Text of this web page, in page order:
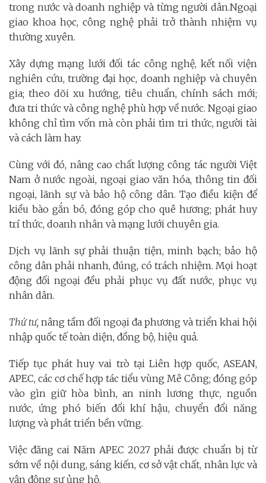
trong nước và doanh nghiệp và từng người dân.Ngoại
giao khoa học, công nghệ phải trở thành nhiệm vụ
thường xuyên.
Xây dựng mạng lưới đối tác công nghệ, kết nối viện
nghiên cứu, trường đại học, doanh nghiệp và chuyên
gia; theo dõi xu hướng, tiêu chuẩn, chính sách mới;
đưa tri thức và công nghệ phù hợp về nước. Ngoại giao
không chỉ tìm vốn mà còn phải tìm tri thức, người tài
và cách làm hay.
Cùng với đó, nâng cao chất lượng công tác người Việt
Nam ở nước ngoài, ngoại giao văn hóa, thông tin đối
ngoại, lãnh sự và bảo hộ công dân. Tạo điều kiện để
kiều bào gắn bó, đóng góp cho quê hương; phát huy
trí thức, doanh nhân và mạng lưới chuyên gia.
Dịch vụ lãnh sự phải thuận tiện, minh bạch; bảo hộ
công dân phải nhanh, đúng, có trách nhiệm. Mọi hoạt
động đối ngoại đều phải phục vụ đất nước, phục vụ
nhân dân.
Thứ tư, nâng tầm đối ngoại đa phương và triển khai hội
nhập quốc tế toàn diện, đồng bộ, hiệu quả.
Tiếp tục phát huy vai trò tại Liên hợp quốc, ASEAN,
APEC, các cơ chế hợp tác tiểu vùng Mê Công; đóng góp
vào gìn giữ hòa bình, an ninh lương thực, nguồn
nước, ứng phó biến đổi khí hậu, chuyển đổi năng
lượng và phát triển bền vững.
Việc đăng cai Năm APEC 2027 phải được chuẩn bị từ
sớm về nội dung, sáng kiến, cơ sở vật chất, nhân lực và
vận động sự ủng hộ.